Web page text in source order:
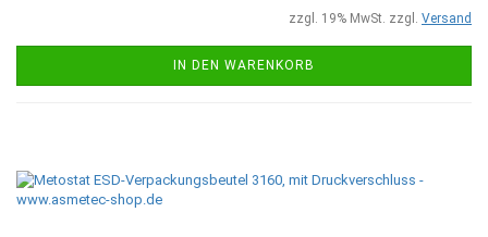
zzgl. 19% MwSt. zzgl. Versand
IN DEN WARENKORB